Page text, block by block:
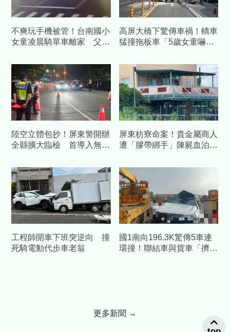
不爽玩手機被管！台南國小
女童凌晨騎單車離家 父母
高屏大橋下驚傳車禍！轎車
猛撞拖板車「5歲女童嚇
陸空立體包抄！屏東警開辦
全縣擴大臨檢 首導入無人
屏東枋寮命案！貴金屬商人
遭「膠帶綁手」陳屍血泊
工程師開車下班突逆向 撞
死騎電動代步車老翁
國1南向196.3K驚傳5車連
環撞！聯結車與貨車「擠成
更多新聞 →